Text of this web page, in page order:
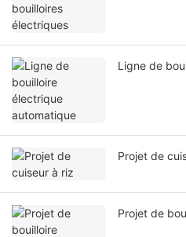
Ligne de
Projet de
Projet de